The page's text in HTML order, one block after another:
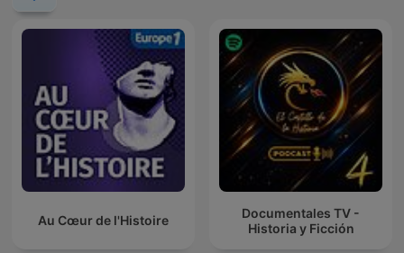
Au Cœur de l'Histoire
Documentales TV -
Historia y Ficción